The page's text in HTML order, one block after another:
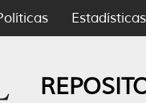
Estadísticas